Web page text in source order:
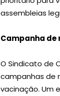
assembleias
Campanha de
O Sindicato de
campanhas de
vacinação. Um